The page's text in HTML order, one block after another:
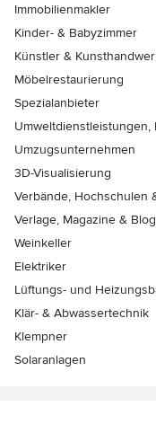
Immobilienmakler
Kinder- & Babyzimmer
Künstler &
Möbelrestaurierung
Spezialanbieter
Umweltdienstleistungen,
Umzugsunternehmen
3D-Visualisierung
Verbände, Hochschulen
Verlage, Magazine &
Weinkeller
Elektriker
Lüftungs- und
Klär- & Abwassertechnik
Klempner
Solaranlagen